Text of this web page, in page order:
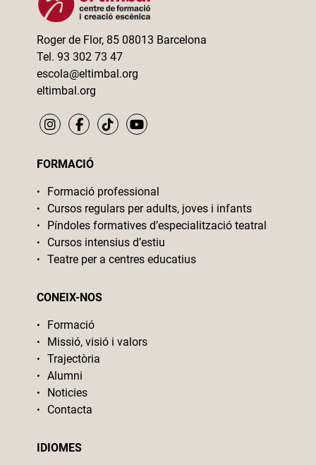
Roger de Flor, 85 08013 Barcelona
Tel. 93 302 73 47
escola@eltimbal.org
eltimbal.org
FORMACIÓ
Formació professional
Cursos regulars per adults, joves i infants
Píndoles formatives d’especialització teatral
Cursos intensius d’estiu
Teatre per a centres educatius
CONEIX-NOS
Formació
Missió, visió i valors
Trajectòria
Alumni
Noticies
Contacta
IDIOMES